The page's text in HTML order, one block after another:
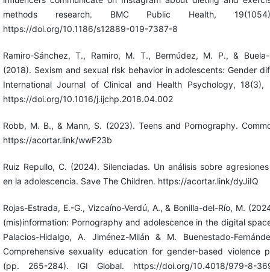
methods research. BMC Public Health,
https://doi.org/10.1186/s12889-019-7387-8
Ramiro-Sánchez, T., Ramiro, M. T., Bermúdez, M. P., & Buela-
(2018). Sexism and sexual risk behavior in adolescents: Gender
International Journal of Clinical and Health Psychology, 18(3),
https://doi.org/10.1016/j.ijchp.2018.04.002
Robb, M. B., & Mann, S. (2023). Teens and Pornography.
https://acortar.link/wwF23b
Ruiz Repullo, C. (2024). Silenciadas. Un análisis sobre
en la adolescencia. Save The Children. https://acortar.link/dyJiIQ
Rojas-Estrada, E.-G., Vizcaíno-Verdú, A., & Bonilla-del-Río, M.
(mis)information: Pornography and adolescence in the digital
Palacios-Hidalgo, A. Jiménez-Milán & M. Buenestado-
Comprehensive sexuality education for gender-based violence
(pp. 265-284). IGI Global. https://doi.org/10.4018/979-8-